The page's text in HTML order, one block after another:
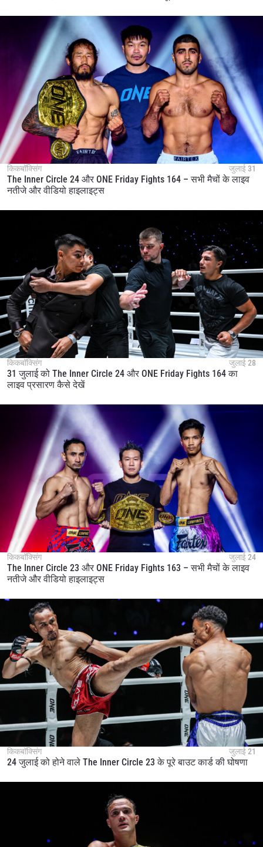
किकबॉक्सिंग जुलाई 31
The Inner Circle 24 और ONE Friday Fights 164 – सभी मैचों के लाइव
नतीजे और वीडियो हाइलाइट्स
किकबॉक्सिंग जुलाई 28
31 जुलाई को The Inner Circle 24 और ONE Friday Fights 164 का
लाइव प्रसारण कैसे देखें
किकबॉक्सिंग जुलाई 24
The Inner Circle 23 और ONE Friday Fights 163 – सभी मैचों के लाइव
नतीजे और वीडियो हाइलाइट्स
किकबॉक्सिंग जुलाई 21
24 जुलाई को होने वाले The Inner Circle 23 के पूरे बाउट कार्ड की घोषणा